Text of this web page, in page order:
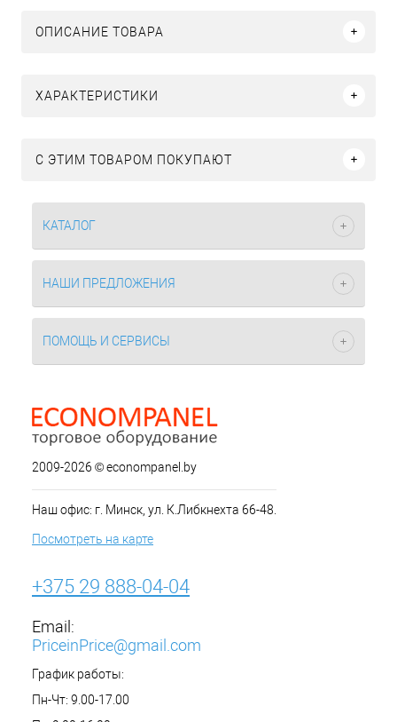
ОПИСАНИЕ ТОВАРА
ХАРАКТЕРИСТИКИ
С ЭТИМ ТОВАРОМ ПОКУПАЮТ
КАТАЛОГ
НАШИ ПРЕДЛОЖЕНИЯ
ПОМОЩЬ И СЕРВИСЫ
2009-2026 © econompanel.by
Наш офис: г. Минск, ул. К.Либкнехта 66-48.
Посмотреть на карте
+375 29 888-04-04
Email:
PriceinPrice@gmail.com
График работы:
Пн-Чт: 9.00-17.00